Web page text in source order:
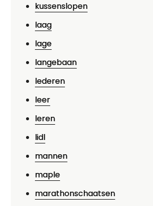
kussenslopen
laag
lage
langebaan
lederen
leer
leren
lidl
mannen
maple
marathonschaatsen